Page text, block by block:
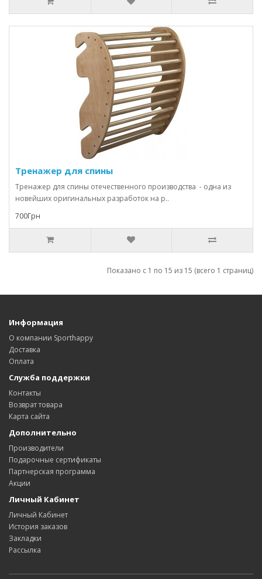
Тренажер для спины
Тренажер для спины отечественного производства - одна из
новейших оригинальных разработок на р..
700Грн
Показано с 1 по 15 из 15 (всего 1 страниц)
Информация
О компании Sporthappy
Доставка
Оплата
Служба поддержки
Контакты
Возврат товара
Карта сайта
Дополнительно
Производители
Подарочные сертификаты
Партнерская программа
Акции
Личный Кабинет
Личный Кабинет
История заказов
Закладки
Рассылка